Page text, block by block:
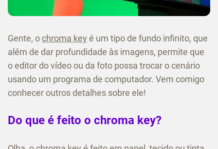
Gente, ochroma key é um tipo de fundo infinito, que
além de dar profundidade às imagens, permite que
o editor do vídeo ou da foto possa trocar o cenário
usando um programa de computador. Vem comigo
conhecer outros detalhes sobre ele!
Do que é feito o chroma key?